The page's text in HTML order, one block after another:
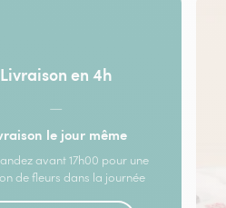
Livraison en 4h
—
le jour même
avant 17h00 pour une
de fleurs dans la journée